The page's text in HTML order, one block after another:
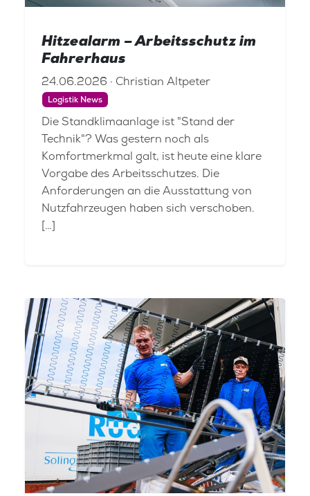
Hitzealarm – Arbeitsschutz im
Fahrerhaus
24.06.2026 · Christian Altpeter
Logistik News
Die Standklimaanlage ist "Stand der
Technik"? Was gestern noch als
Komfortmerkmal galt, ist heute eine klare
Vorgabe des Arbeitsschutzes. Die
Anforderungen an die Ausstattung von
Nutzfahrzeugen haben sich verschoben.
[…]